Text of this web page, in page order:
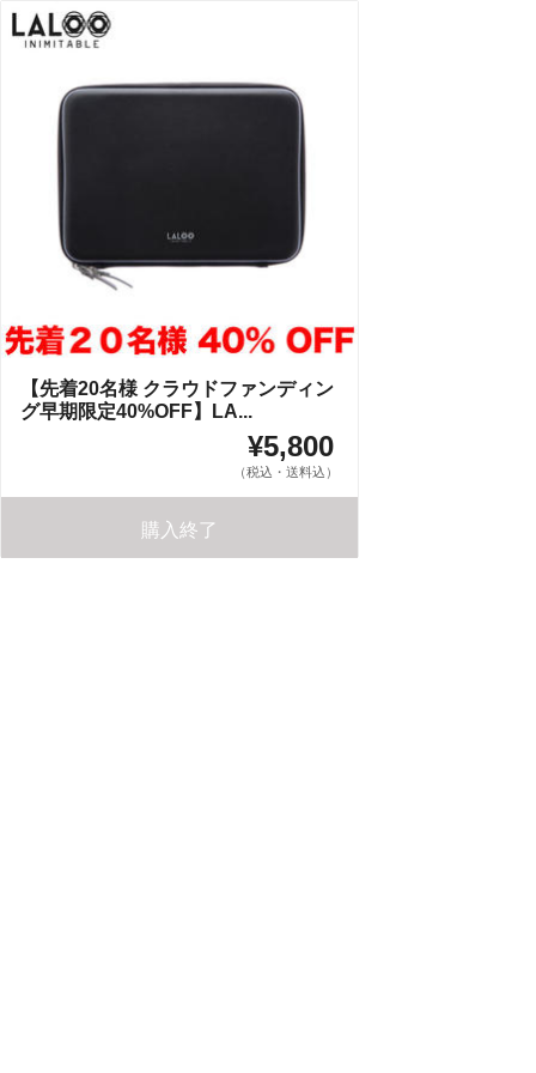
【先着20名様 クラウドファンディン
グ早期限定40%OFF】LA...
¥5,800
（税込・送料込）
購入終了